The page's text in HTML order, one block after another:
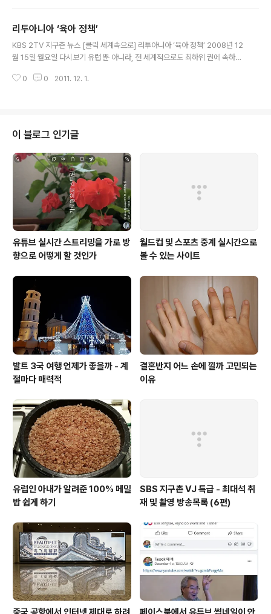
리투아니아 ‘육아 정책’
KBS 2TV 지구촌 뉴스 [클릭 세계속으로] 리투아니아 ‘육아 정책’ 2008년 12
월 15일 월요일 다시보기 유럽 뿐 아니라, 전 세계적으로도 최하위 권에 속하는
알려주는 박람회가 열렸습니다. 행사장에서 가장 눈길을 끈 것은 아기 달리기
“아기들의 순수함이 쏟아내는 기쁨은 부모들에게 그 무엇으로도 바꿀 수 없는
즐거움을 주는 것 같아요.” 참가자 모두에게 육아용품이 상으로 주어지는 이 행
사는 ..
0 0 2011. 12. 1.
이 블로그 인기글
유튜브 실시간 스트리밍을 가로 방
향으로 어떻게 할 것인가
월드컵 및 스포츠 중계 실시간으로
볼 수 있는 사이트
발트 3국 여행 언제가 좋을까 - 계
절마다 매력적
결혼반지 어느 손에 낄까 고민되는
이유
유럽인 아내가 알려준 100% 메밀
밥 쉽게 하기
SBS 지구촌 VJ 특급 - 최대석 취
재 및 촬영 방송목록 (6편)